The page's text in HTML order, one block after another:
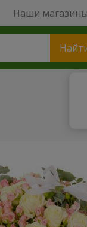
Наши магазины